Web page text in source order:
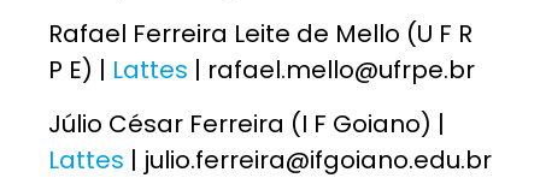
Rafael Ferreira Leite de Mello (U F R
P E) | Lattes | rafael.mello@ufrpe.br
Júlio César Ferreira (I F Goiano) |
Lattes | julio.ferreira@ifgoiano.edu.br